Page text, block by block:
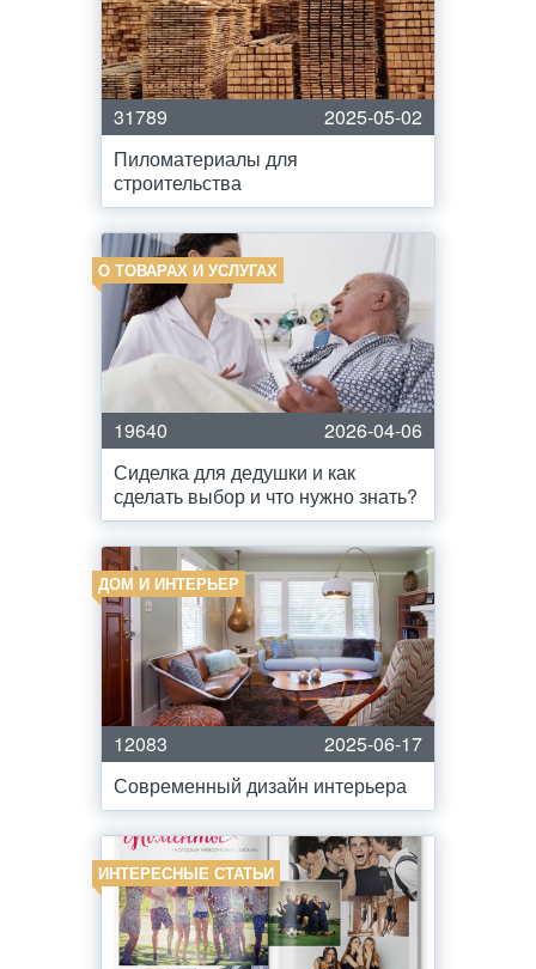
31789
2025-05-02
Пиломатериалы для
строительства
О ТОВАРАХ И УСЛУГАХ
19640
2026-04-06
Сиделка для дедушки и как
сделать выбор и что нужно знать?
ДОМ И ИНТЕРЬЕР
12083
2025-06-17
Современный дизайн интерьера
ИНТЕРЕСНЫЕ СТАТЬИ